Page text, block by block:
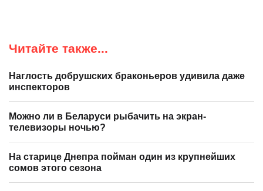
Читайте также...
Наглость добрушских браконьеров удивила даже
инспекторов
Можно ли в Беларуси рыбачить на экран-
телевизоры ночью?
На старице Днепра пойман один из крупнейших
сомов этого сезона